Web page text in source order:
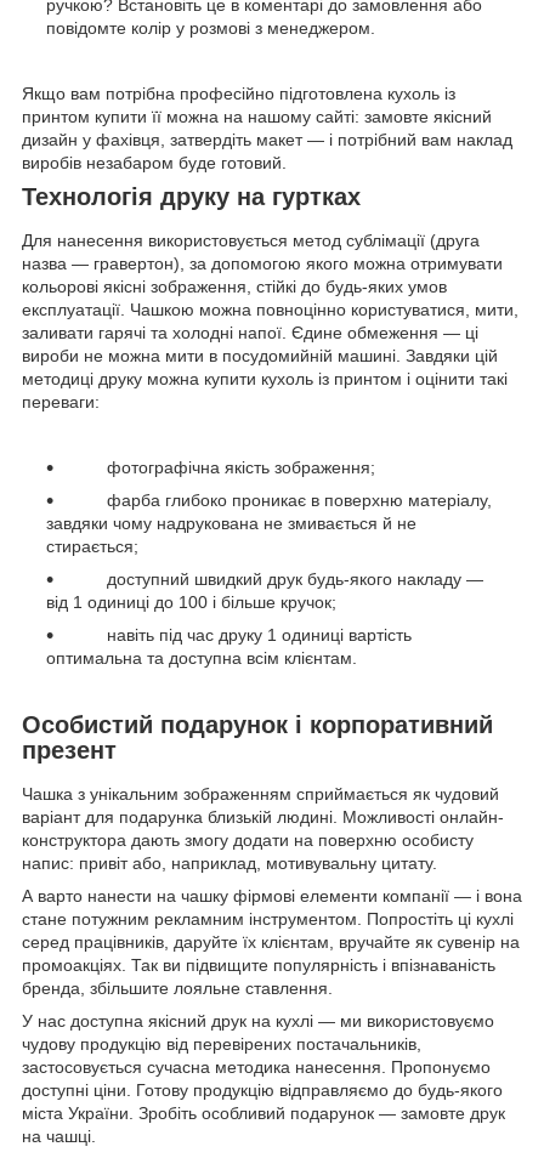
ручкою? Встановіть це в коментарі до замовлення або
повідомте колір у розмові з менеджером.
Якщо вам потрібна професійно підготовлена кухоль із
принтом купити її можна на нашому сайті: замовте якісний
дизайн у фахівця, затвердіть макет — і потрібний вам наклад
виробів незабаром буде готовий.
Технологія друку на гуртках
Для нанесення використовується метод сублімації (друга
назва — гравертон), за допомогою якого можна отримувати
кольорові якісні зображення, стійкі до будь-яких умов
експлуатації. Чашкою можна повноцінно користуватися, мити,
заливати гарячі та холодні напої. Єдине обмеження — ці
вироби не можна мити в посудомийній машині. Завдяки цій
методиці друку можна купити кухоль із принтом і оцінити такі
переваги:
фотографічна якість зображення;
фарба глибоко проникає в поверхню матеріалу,
завдяки чому надрукована не змивається й не
стирається;
доступний швидкий друк будь-якого накладу —
від 1 одиниці до 100 і більше кручок;
навіть під час друку 1 одиниці вартість
оптимальна та доступна всім клієнтам.
Особистий подарунок і корпоративний
презент
Чашка з унікальним зображенням сприймається як чудовий
варіант для подарунка близькій людині. Можливості онлайн-
конструктора дають змогу додати на поверхню особисту
напис: привіт або, наприклад, мотивувальну цитату.
А варто нанести на чашку фірмові елементи компанії — і вона
стане потужним рекламним інструментом. Попростіть ці кухлі
серед працівників, даруйте їх клієнтам, вручайте як сувенір на
промоакціях. Так ви підвищите популярність і впізнаваність
бренда, збільшите лояльне ставлення.
У нас доступна якісний друк на кухлі — ми використовуємо
чудову продукцію від перевірених постачальників,
застосовується сучасна методика нанесення. Пропонуємо
доступні ціни. Готову продукцію відправляємо до будь-якого
міста України. Зробіть особливий подарунок — замовте друк
на чашці.